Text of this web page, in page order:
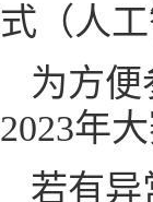
式（人
为方
2023年
若有异